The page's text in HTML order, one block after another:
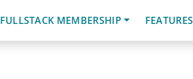
FULLSTACK MEMBERSHIP FEATURES